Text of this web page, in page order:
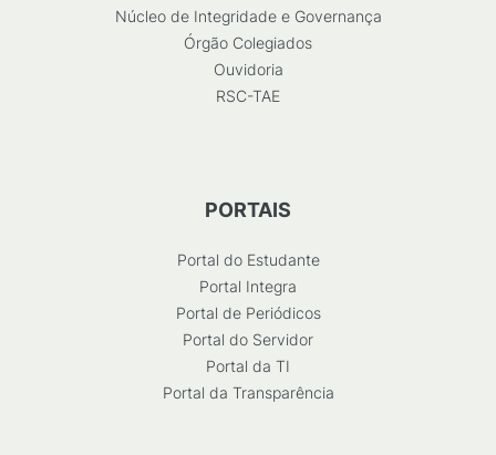
Núcleo de Integridade e Governança
Órgão Colegiados
Ouvidoria
RSC-TAE
PORTAIS
Portal do Estudante
Portal Integra
Portal de Periódicos
Portal do Servidor
Portal da TI
Portal da Transparência